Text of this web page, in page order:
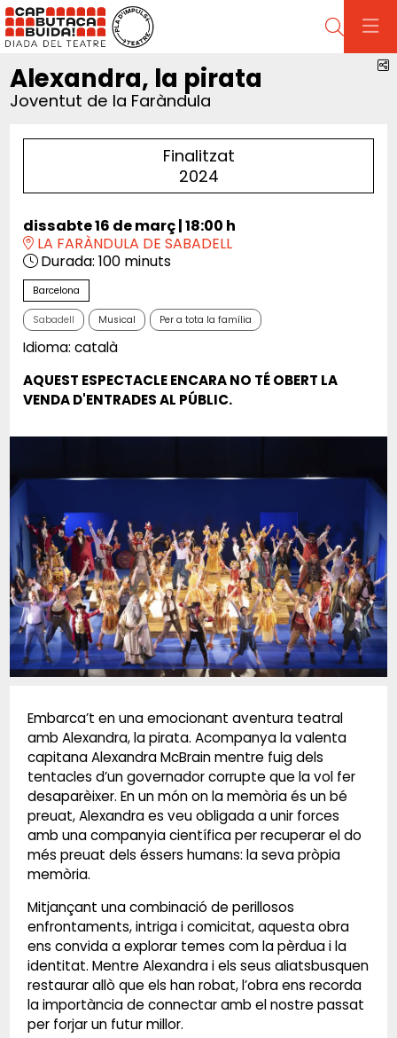
Cerca
Alexandra, la pirata
Joventut de la Faràndula
Finalitzat
2024
dissabte 16 de març|18:00 h
LA FARÀNDULA DE SABADELL
Durada: 100 minuts
Barcelona
Sabadell Musical Per a tota la família
Idioma: català
AQUEST ESPECTACLE ENCARA NO TÉ OBERT LA
VENDA D'ENTRADES AL PÚBLIC.
Embarca’t en una emocionant aventura teatral
amb Alexandra, la pirata. Acompanya la valenta
capitana Alexandra McBrain mentre fuig dels
tentacles d’un governador corrupte que la vol fer
desaparèixer. En un món on la memòria és un bé
preuat, Alexandra es veu obligada a unir forces
amb una companyia científica per recuperar el do
més preuat dels éssers humans: la seva pròpia
memòria.
Mitjançant una combinació de perillosos
enfrontaments, intriga i comicitat, aquesta obra
ens convida a explorar temes com la pèrdua i la
identitat. Mentre Alexandra i els seus aliatsbusquen
restaurar allò que els han robat, l’obra ens recorda
la importància de connectar amb el nostre passat
per forjar un futur millor.